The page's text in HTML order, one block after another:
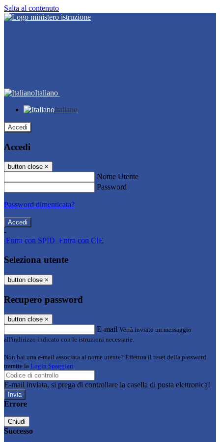
Salta al contenuto
Italiano
Italiano
Accedi
Accedi
button close ×
Nome Utente
Password
Password dimenticata?
-
Entra con SPID Entra con CIE
Seleziona utente
button close ×
Recupero password
button close ×
E-mail Verrà inviato un messaggio
all'indirizzo indicato con le istruzioni necessarie.
Non hai una e-mail associata al nome utente? Effettua il reset della password
tramite la Login Spaggiari
E-mail inviata, si prega di controllare la casella di posta elettronica!
Errore
Chiudi
Successo